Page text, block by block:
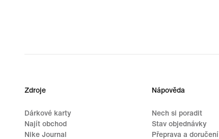
Zdroje
Dárkové karty
Najít obchod
Nike Journal
Nápověda
Nech si poradit
Stav objednávky
Přeprava a doručení